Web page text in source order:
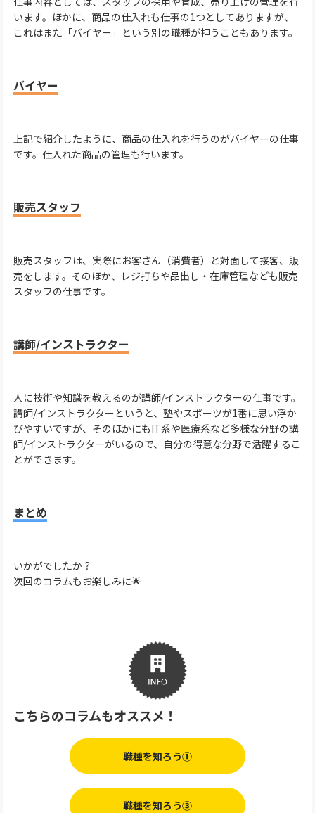
います。ほかに、商品の仕入れも仕事の1つとしてありますが、
これはまた「バイヤー」という別の職種が担うこともあります。
バイヤー
上記で紹介したように、商品の仕入れを行うのがバイヤーの仕事
です。仕入れた商品の管理も行います。
販売スタッフ
販売スタッフは、実際にお客さん（消費者）と対面して接客、販
売をします。そのほか、レジ打ちや品出し・在庫管理なども販売
スタッフの仕事です。
講師/インストラクター
人に技術や知識を教えるのが講師/インストラクターの仕事です。
講師/インストラクターというと、塾やスポーツが1番に思い浮か
びやすいですが、そのほかにもIT系や医療系など多様な分野の講
師/インストラクターがいるので、自分の得意な分野で活躍するこ
とができます。
まとめ
いかがでしたか？
次回のコラムもお楽しみに🌟
こちらのコラムもオススメ！
職種を知ろう①
職種を知ろう③